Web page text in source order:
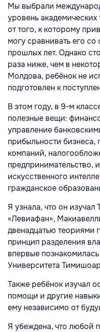
Мы выбрали
уровень академических
от того, к которому
могу сравнивать его
прошлых лет. Однако
раза ниже, чем в
Молдова, ребёнок не
подготовлен к
В этом году, в 9-м
полезные вещи:
управление
прибыльности
компаний,
предпринимательство,
искусственного
гражданское
Я узнала, что он изучал
«Левиафан»,
двенадцатью теориями
принцип разделения
впервые
Университета
Также ребёнок изучал
помощи и другие
ему независимо от
Я убеждена, что любой